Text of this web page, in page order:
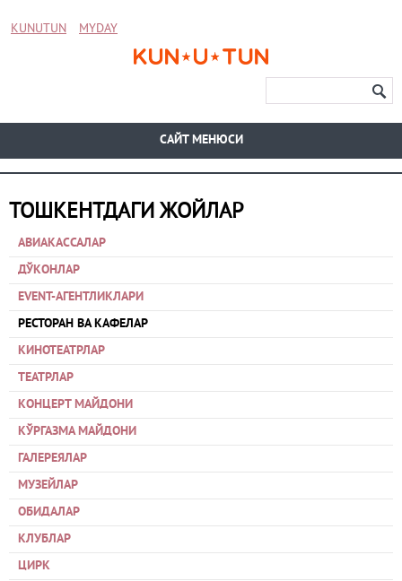
KUNUTUN MYDAY
CАЙТ МЕНЮСИ
ТОШКЕНТДАГИ ЖОЙЛАР
АВИАКАССАЛАР
ДЎКОНЛАР
EVENT-АГЕНТЛИКЛАРИ
РЕСТОРАН ВА КАФЕЛАР
КИНОТЕАТРЛАР
ТЕАТРЛАР
КОНЦЕРТ МАЙДОНИ
КЎРГАЗМА МАЙДОНИ
ГАЛЕРЕЯЛАР
МУЗЕЙЛАР
ОБИДАЛАР
КЛУБЛАР
ЦИРК